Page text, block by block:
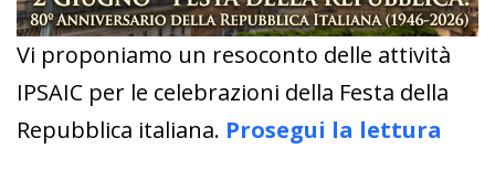
Vi proponiamo un resoconto delle attività
IPSAIC per le celebrazioni della Festa della
Repubblica italiana. Prosegui la lettura